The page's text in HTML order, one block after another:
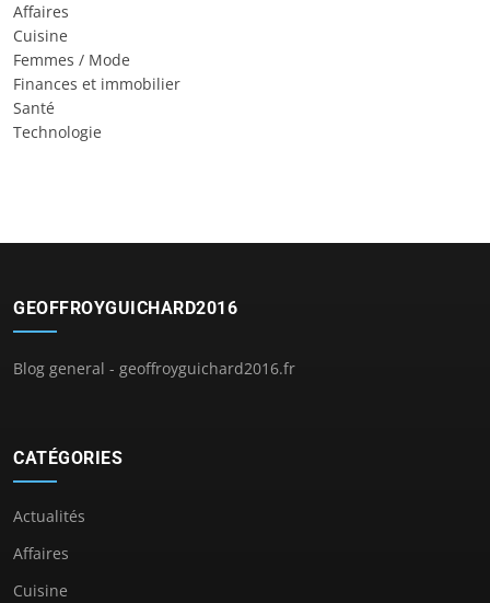
Affaires
Cuisine
Femmes / Mode
Finances et immobilier
Santé
Technologie
GEOFFROYGUICHARD2016
Blog general - geoffroyguichard2016.fr
CATÉGORIES
Actualités
Affaires
Cuisine